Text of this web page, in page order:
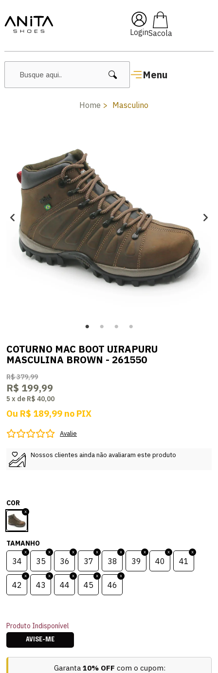
Login
Menu
🔥 Lançamentos Femininos
Home Masculino
COTURNO MAC BOOT UIRAPURU
MASCULINA BROWN - 261550
R$ 379,99
R$ 199,99
5 x de R$ 40,00
Ou R$ 189,99 no PIX
Avalie
Nossos clientes ainda não avaliaram este produto
COR
TAMANHO
34 35 36 37 38 39 40 41
42 43 44 45 46
Produto Indisponível
AVISE-ME
Garanta 10% OFF com o cupom: